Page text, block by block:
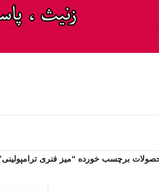
برچسب خورده “میز فنری